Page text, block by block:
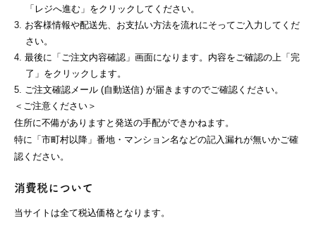
「レジへ進む」をクリックしてください。
お客様情報や配送先、お支払い方法を流れにそってご入力してくだ
さい。
最後に「ご注文内容確認」画面になります。内容をご確認の上「完
了」をクリックします。
ご注文確認メール (自動送信) が届きますのでご確認ください。
＜ご注意ください＞
住所に不備がありますと発送の手配ができかねます。
特に「市町村以降」番地・マンション名などの記入漏れが無いかご確
認ください。
消費税について
当サイトは全て税込価格となります。